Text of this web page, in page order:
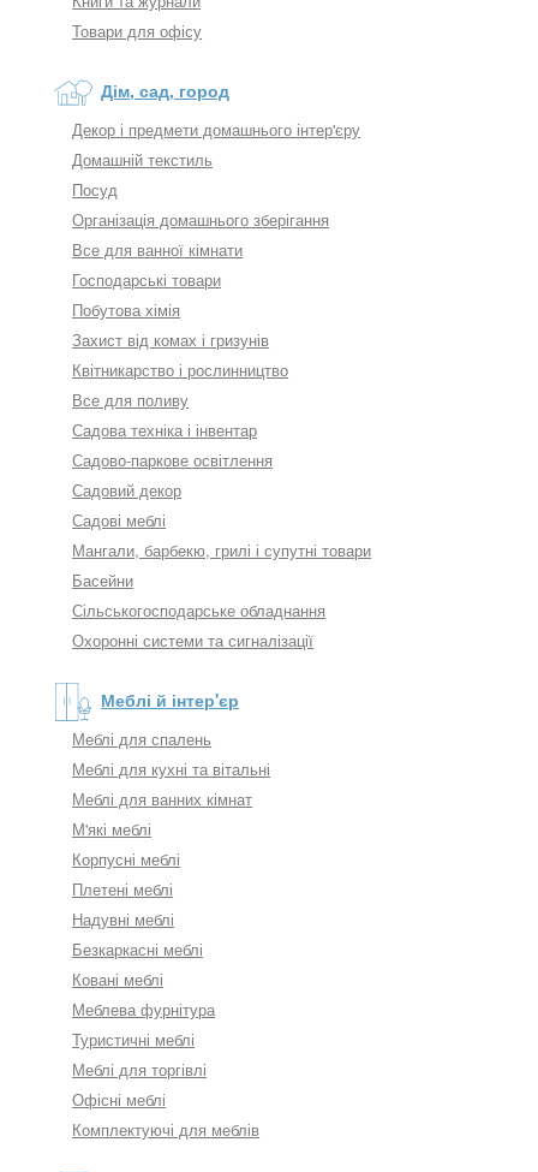
Товари для офісу
Дім, сад, город
Декор і предмети домашнього інтер'єру
Домашній текстиль
Посуд
Організація домашнього зберігання
Все для ванної кімнати
Господарські товари
Побутова хімія
Захист від комах і гризунів
Квітникарство і рослинництво
Все для поливу
Садова техніка і інвентар
Садово-паркове освітлення
Садовий декор
Садові меблі
Мангали, барбекю, грилі і супутні товари
Басейни
Сільськогосподарське обладнання
Охоронні системи та сигналізації
Меблі й інтер'єр
Меблі для спалень
Меблі для кухні та вітальні
Меблі для ванних кімнат
М'які меблі
Корпусні меблі
Плетені меблі
Надувні меблі
Безкаркасні меблі
Ковані меблі
Меблева фурнітура
Туристичні меблі
Меблі для торгівлі
Офісні меблі
Комплектуючі для меблів